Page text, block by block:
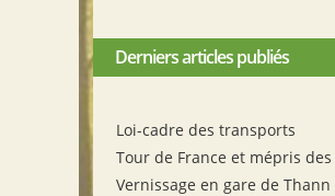
Derniers articles publiés
Loi-cadre des transports
Tour de France et mépris
Vernissage en gare de Thann